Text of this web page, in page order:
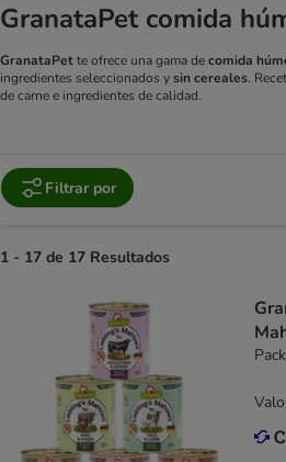
GranataPet comida
GranataPette ofrece una gama decomida
ingredientes seleccionados ysin cereales.
de carne e ingredientes de calidad.
Filtrar por
1 - 17 de 17 Resultados